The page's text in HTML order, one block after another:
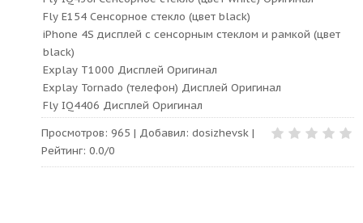
Fly E154 Сенсорное стекло (цвет black)
iPhone 4S дисплей с сенсорным стеклом и рамкой (цвет
black)
Explay T1000 Дисплей Оригинал
Explay Tornado (телефон) Дисплей Оригинал
Fly IQ4406 Дисплей Оригинал
Просмотров: 965 | Добавил: dosizhevsk |
Рейтинг: 0.0/0